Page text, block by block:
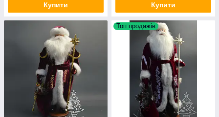
Купити Купити
Топ продажів